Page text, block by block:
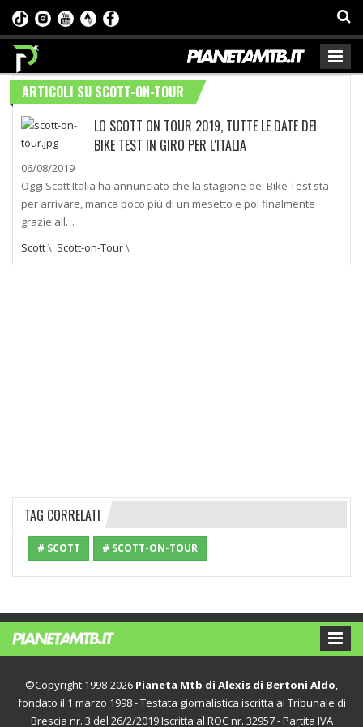
ARTICOLI SU SCOTT-ON-TOUR
LO SCOTT ON TOUR 2019, TUTTE LE DATE DEI
BIKE TEST IN GIRO PER L'ITALIA
06/08/2019
Oggi Scott Italia ha annunciato che la stagione dei Bike Test sta
per arrivare, manca poco più di un mesetto e poi finalmente
grazie all…
Scott\ Scott-on-Tour\
TAG CORRELATI
# SCOTT # SCOTT-ON-TOUR
©Copyright 1998-2026 Pianeta Mtb di Alexis di Bertoni Aldo
fondato il 1 marzo 1998 - Testata giornalistica iscritta al Tribunale di
Brescia nr. 3 del 26/2/2019 Iscritta al ROC nr. 32957 - Partita IVA